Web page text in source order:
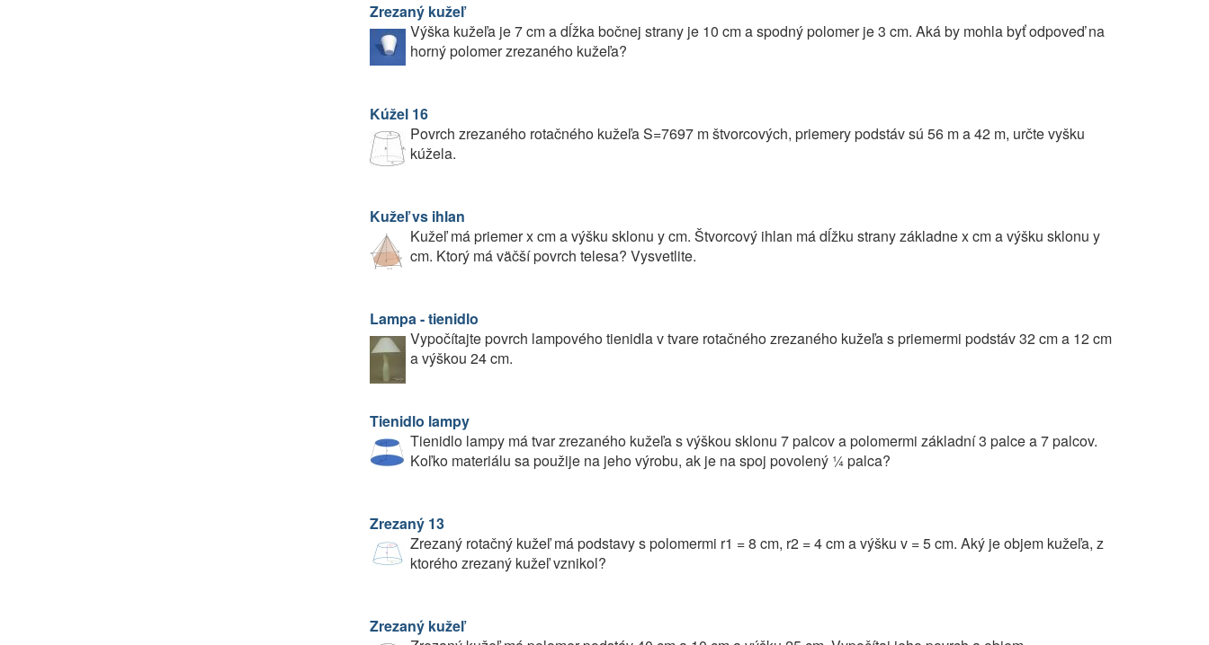
Zrezaný kužeľ
Výška kužeľa je 7 cm a dĺžka bočnej strany je 10 cm a spodný polomer je 3 cm. Aká by mohla byť odpoveď na
horný polomer zrezaného kužeľa?
Kúžel 16
Povrch zrezaného rotačného kužeľa S=7697 m štvorcových, priemery podstáv sú 56 m a 42 m, určte vyšku
kúžela.
Kužeľ vs ihlan
Kužeľ má priemer x cm a výšku sklonu y cm. Štvorcový ihlan má dĺžku strany základne x cm a výšku sklonu y
cm. Ktorý má väčší povrch telesa? Vysvetlite.
Lampa - tienidlo
Vypočítajte povrch lampového tienidla v tvare rotačného zrezaného kužeľa s priemermi podstáv 32 cm a 12 cm
a výškou 24 cm.
Tienidlo lampy
Tienidlo lampy má tvar zrezaného kužeľa s výškou sklonu 7 palcov a polomermi základní 3 palce a 7 palcov.
Koľko materiálu sa použije na jeho výrobu, ak je na spoj povolený ¼ palca?
Zrezaný 13
Zrezaný rotačný kužeľ má podstavy s polomermi r1 = 8 cm, r2 = 4 cm a výšku v = 5 cm. Aký je objem kužeľa, z
ktorého zrezaný kužeľ vznikol?
Zrezaný kužeľ